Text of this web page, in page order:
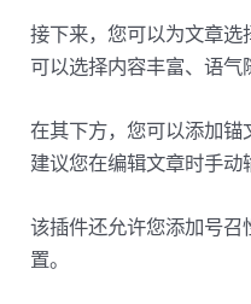
接下来，您可以为文章
可以选择内容丰富、语气
在其下方，您可以添加锚
建议您在编辑文章时手动
该插件还允许您添加号
置。